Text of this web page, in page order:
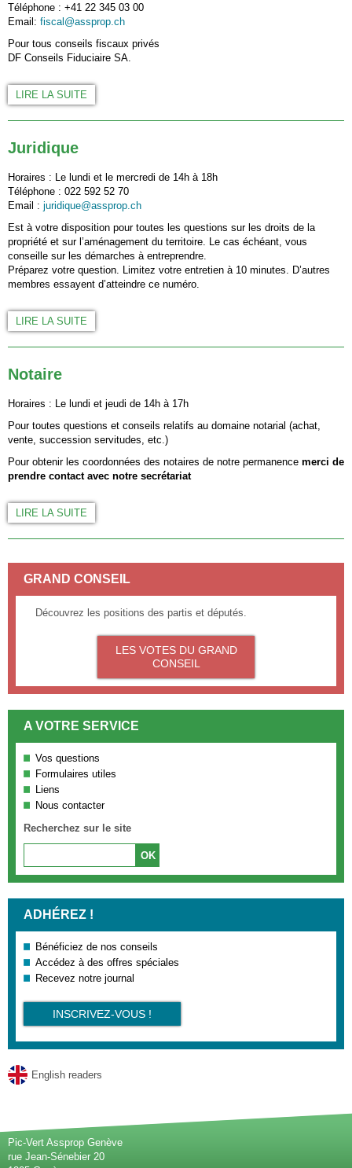
Téléphone : +41 22 345 03 00
Email: fiscal@assprop.ch
Pour tous conseils fiscaux privés
DF Conseils Fiduciaire SA.
LIRE LA SUITE
Juridique
Horaires : Le lundi et le mercredi de 14h à 18h
Téléphone : 022 592 52 70
Email : juridique@assprop.ch
Est à votre disposition pour toutes les questions sur les droits de la
propriété et sur l’aménagement du territoire. Le cas échéant, vous
conseille sur les démarches à entreprendre.
Préparez votre question. Limitez votre entretien à 10 minutes. D’autres
membres essayent d’atteindre ce numéro.
LIRE LA SUITE
Notaire
Horaires : Le lundi et jeudi de 14h à 17h
Pour toutes questions et conseils relatifs au domaine notarial (achat,
vente, succession servitudes, etc.)
Pour obtenir les coordonnées des notaires de notre permanence merci de
prendre contact avec notre secrétariat
LIRE LA SUITE
GRAND CONSEIL
Découvrez les positions des partis et députés.
LES VOTES DU GRAND
CONSEIL
A VOTRE SERVICE
Vos questions
Formulaires utiles
Liens
Nous contacter
Recherchez sur le site
ADHÉREZ !
Bénéficiez de nos conseils
Accédez à des offres spéciales
Recevez notre journal
INSCRIVEZ-VOUS !
English readers
Pic-Vert Assprop Genève
rue Jean-Sénebier 20